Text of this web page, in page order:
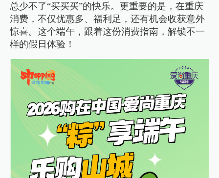
总少不了“买买买”的快乐。更重要的是，在重庆
消费，不仅优惠多、福利足，还有机会收获意外
惊喜。这个端午，跟着这份消费指南，解锁不一
样的假日体验！